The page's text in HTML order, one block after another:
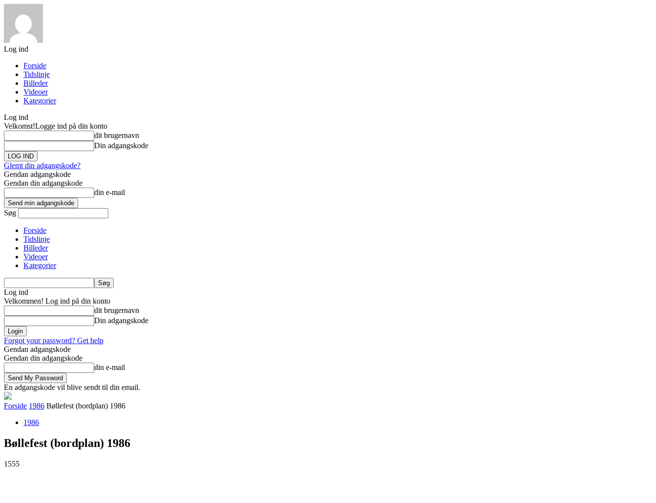
Log ind
Forside
Tidslinje
Billeder
Videoer
Kategorier
Log ind
Velkomst!Logge ind på din konto
dit brugernavn
Din adgangskode
Glemt din adgangskode?
Gendan adgangskode
Gendan din adgangskode
din e-mail
Søg
Forside
Tidslinje
Billeder
Videoer
Kategorier
Log ind
Velkommen! Log ind på din konto
dit brugernavn
Din adgangskode
Forgot your password? Get help
Gendan adgangskode
Gendan din adgangskode
din e-mail
En adgangskode vil blive sendt til din email.
Forside 1986 Bøllefest (bordplan) 1986
1986
Bøllefest (bordplan) 1986
1555